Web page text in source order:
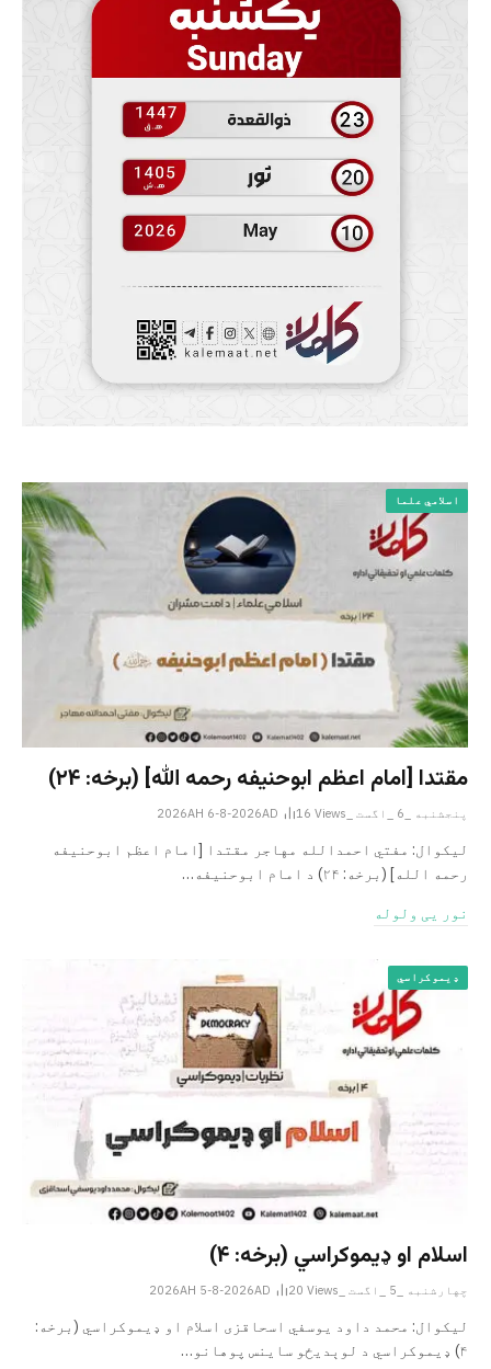
اسلامي علما
مقتدا [امام اعظم ابوحنیفه رحمه الله‎] (برخه: ۲۴)
پنجشنبه _6 _اگست _2026AH 6-8-2026AD 16 Views
لیکوال: مفتي احمدالله مهاجر مقتدا [امام اعظم ابوحنیفه
رحمه الله‎] (برخه: ۲۴) د امام ابوحنيفه…
نور یی ولوله
ډیموکراسي
اسلام او ډیموکراسي (برخه: ۴)
چهارشنبه _5 _اگست _2026AH 5-8-2026AD 20 Views
لیکوال: محمد داود یوسفي اسحاقزی اسلام او ډیموکراسي (برخه:
۴) ډیموکراسي د لوېدیځو ساینس پوهانو…